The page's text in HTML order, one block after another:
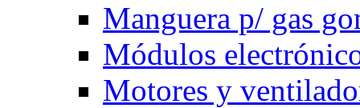
Manguera p/ gas
Módulos
Motores y